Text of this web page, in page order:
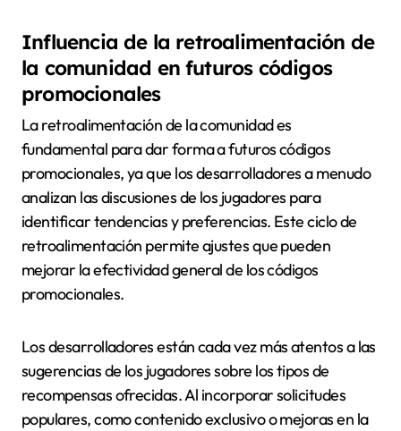
Influencia de la retroalimentación de
la comunidad en futuros códigos
promocionales
La retroalimentación de la comunidad es
fundamental para dar forma a futuros códigos
promocionales, ya que los desarrolladores a menudo
analizan las discusiones de los jugadores para
identificar tendencias y preferencias. Este ciclo de
retroalimentación permite ajustes que pueden
mejorar la efectividad general de los códigos
promocionales.
Los desarrolladores están cada vez más atentos a las
sugerencias de los jugadores sobre los tipos de
recompensas ofrecidas. Al incorporar solicitudes
populares, como contenido exclusivo o mejoras en la